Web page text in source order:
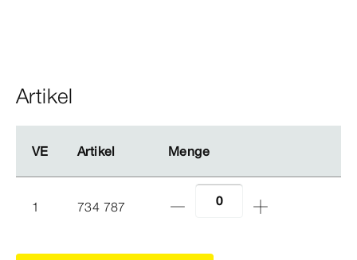
Artikel
VE Artikel Menge
VE Artikel Menge
1 734 787